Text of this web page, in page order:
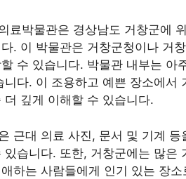
료박물관은 경상남도 거창군에
. 이 박물관은 거창군청이나 거
수 있습니다. 박물관 내부는 아
니다. 이 조용하고 예쁜 장소에서
더 깊게 이해할 수 있습니다.
근대 의료 사진, 문서 및 기계
있습니다. 또한, 거창군에는 많은
하는 사람들에게 인기 있는 장